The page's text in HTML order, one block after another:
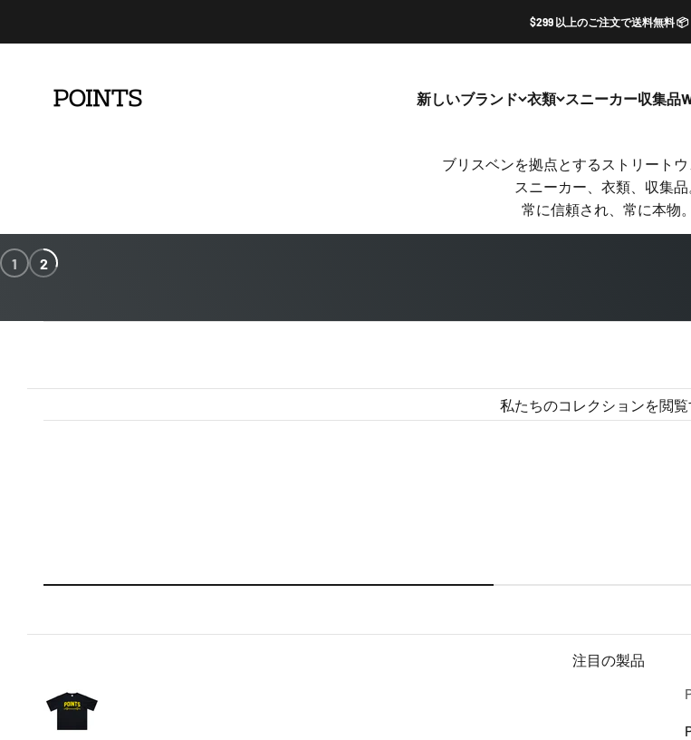
$299 以上のご注文で送料無料 📦
新しいブランド 衣類 スニーカー収集品
ブリスベンを拠点とするストリートウ
スニーカー、衣類、収集品
常に信頼され、常に本物。
1 2
私たちのコレクションを閲覧
注目の製品